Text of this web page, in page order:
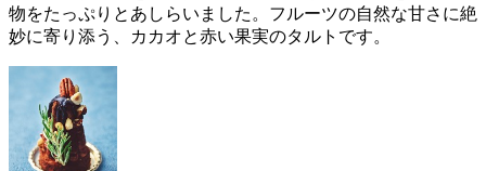
物をたっぷりとあしらいました。フルーツの自然な甘さに絶
妙に寄り添う、カカオと赤い果実のタルトです。